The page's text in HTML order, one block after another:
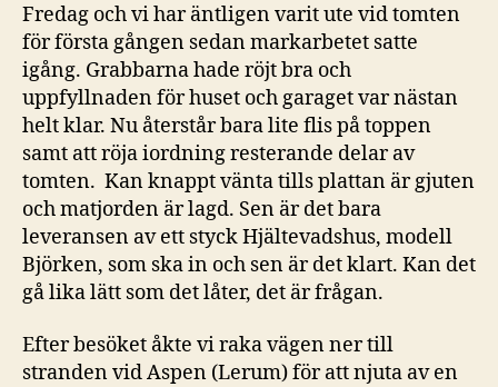
Fredag och vi har äntligen varit ute vid tomten
för första gången sedan markarbetet satte
igång. Grabbarna hade röjt bra och
uppfyllnaden för huset och garaget var nästan
helt klar. Nu återstår bara lite flis på toppen
samt att röja iordning resterande delar av
tomten. Kan knappt vänta tills plattan är gjuten
och matjorden är lagd. Sen är det bara
leveransen av ett styck Hjältevadshus, modell
Björken, som ska in och sen är det klart. Kan det
gå lika lätt som det låter, det är frågan.
Efter besöket åkte vi raka vägen ner till
stranden vid Aspen (Lerum) för att njuta av en